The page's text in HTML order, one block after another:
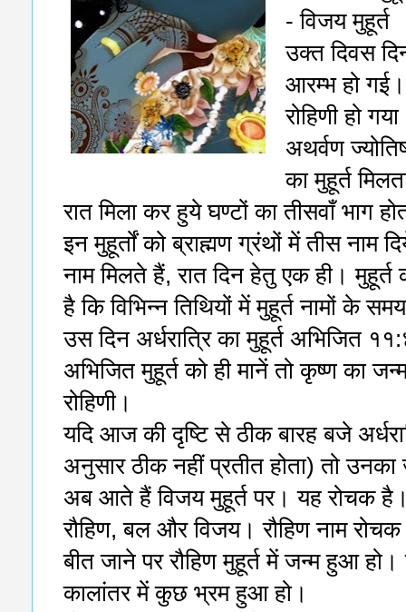
- विजय मुहूर्त
उक्त दिवस
आरम्भ हो
रोहिणी हो
अथर्वण
का मुहूर्त
रात मिला कर हुये घण्टों का तीसवाँ
इन मुहूर्तों को ब्राह्मण ग्रंथों में तीस
नाम मिलते हैं, रात दिन हेतु एक ही।
है कि विभिन्न तिथियों में मुहूर्त नामों के
उस दिन अर्धरात्रि का मुहूर्त अभिजित
अभिजित मुहूर्त को ही मानें तो कृष्ण का
रोहिणी।
यदि आज की दृष्टि से ठीक बारह बजे
अनुसार ठीक नहीं प्रतीत होता) तो उनका
अब आते हैं विजय मुहूर्त पर। यह रोचक
रौहिण, बल और विजय। रौहिण नाम
बीत जाने पर रौहिण मुहूर्त में जन्म हुआ हो।
कालांतर में कुछ भ्रम हुआ हो।